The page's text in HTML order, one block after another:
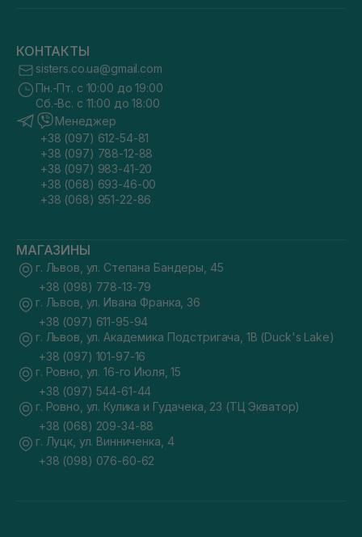
КОНТАКТЫ
sisters.co.ua@gmail.com
Пн.-Пт. с 10:00 до 19:00
Сб.-Вс. с 11:00 до 18:00
Менеджер
+38 (097) 612-54-81
+38 (097) 788-12-88
+38 (097) 983-41-20
+38 (068) 693-46-00
+38 (068) 951-22-86
МАГАЗИНЫ
г. Львов, ул. Степана Бандеры, 45
+38 (098) 778-13-79
г. Львов, ул. Ивана Франка, 36
+38 (097) 611-95-94
г. Львов, ул. Академика Подстригача, 1В (Duck's Lake)
+38 (097) 101-97-16
г. Ровно, ул. 16-го Июля, 15
+38 (097) 544-61-44
г. Ровно, ул. Кулика и Гудачека, 23 (ТЦ Экватор)
+38 (068) 209-34-88
г. Луцк, ул. Винниченка, 4
+38 (098) 076-60-62